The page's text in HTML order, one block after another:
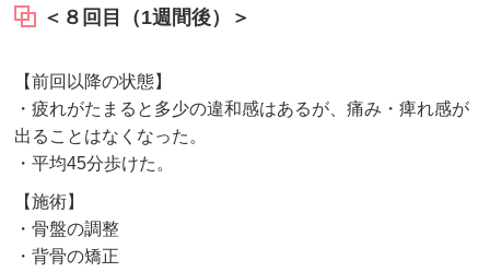
＜８回目（1週間後）＞
【前回以降の状態】
・疲れがたまると多少の違和感はあるが、痛み・痺れ感が
出ることはなくなった。
・平均45分歩けた。
【施術】
・骨盤の調整
・背骨の矯正